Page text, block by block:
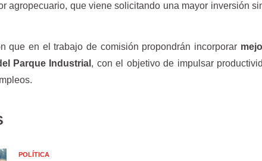
agropecuario, que viene solicitando una mayor inversión
que en el trabajo de comisión propondrán incorporar
Parque Industrial , con el objetivo de impulsar
POLÍTICA